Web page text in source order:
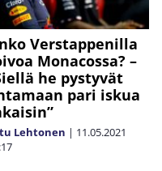
Verstappenilla
Monacossa? –
he pystyvät
pari iskua
Lehtonen | 11.05.2021